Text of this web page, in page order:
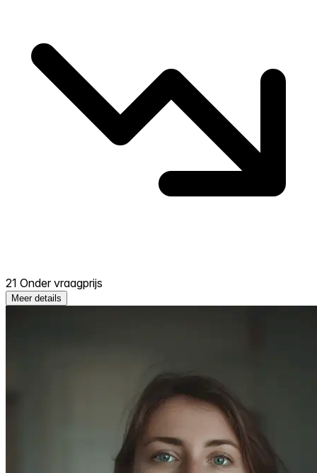
21 Onder vraagprijs
Meer details